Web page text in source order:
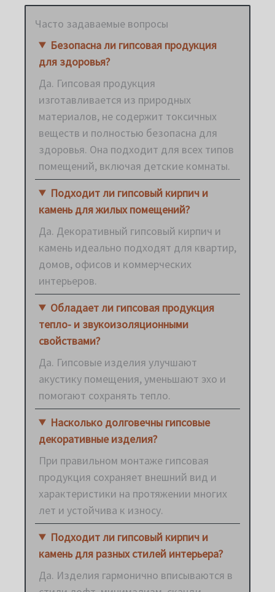
Часто задаваемые вопросы
Безопасна ли гипсовая продукция
для здоровья?
Да. Гипсовая продукция
изготавливается из природных
материалов, не содержит токсичных
веществ и полностью безопасна для
здоровья. Она подходит для всех типов
помещений, включая детские комнаты.
Подходит ли гипсовый кирпич и
камень для жилых помещений?
Да. Декоративный гипсовый кирпич и
камень идеально подходят для квартир,
домов, офисов и коммерческих
интерьеров.
Обладает ли гипсовая продукция
тепло- и звукоизоляционными
свойствами?
Да. Гипсовые изделия улучшают
акустику помещения, уменьшают эхо и
помогают сохранять тепло.
Насколько долговечны гипсовые
декоративные изделия?
При правильном монтаже гипсовая
продукция сохраняет внешний вид и
характеристики на протяжении многих
лет и устойчива к износу.
Подходит ли гипсовый кирпич и
камень для разных стилей интерьера?
Да. Изделия гармонично вписываются в